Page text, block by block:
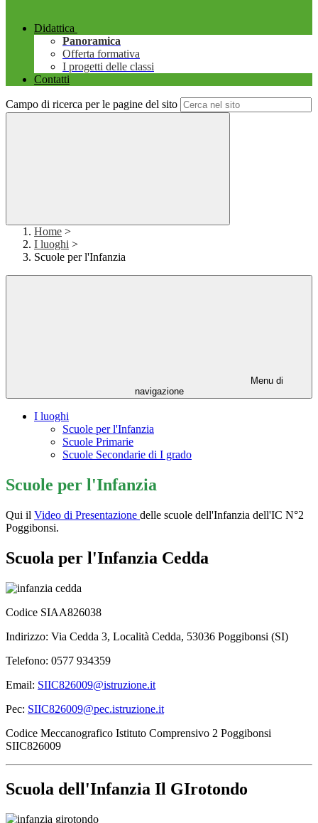
Didattica
Panoramica
Offerta formativa
I progetti delle classi
Contatti
Campo di ricerca per le pagine del sito
Home >
I luoghi >
Scuole per l'Infanzia
Menu di
navigazione
I luoghi
Scuole per l'Infanzia
Scuole Primarie
Scuole Secondarie di I grado
Scuole per l'Infanzia
Qui il Video di Presentazione delle scuole dell'Infanzia dell'IC N°2
Poggibonsi.
Scuola per l'Infanzia Cedda
Codice SIAA826038
Indirizzo: Via Cedda 3, Località Cedda, 53036 Poggibonsi (SI)
Telefono: 0577 934359
Email: SIIC826009@istruzione.it
Pec: SIIC826009@pec.istruzione.it
Codice Meccanografico Istituto Comprensivo 2 Poggibonsi
SIIC826009
Scuola dell'Infanzia Il GIrotondo